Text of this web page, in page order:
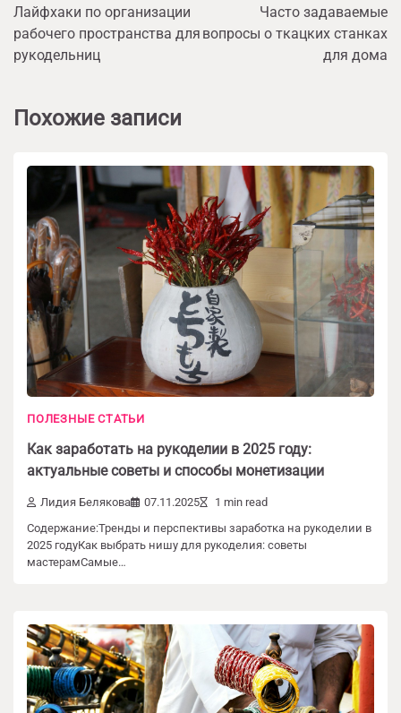
по
записям
Лайфхаки по организации
рабочего пространства для
рукодельниц
Часто задаваемые
вопросы о ткацких станках
для дома
Похожие записи
ПОЛЕЗНЫЕ СТАТЬИ
Как заработать на рукоделии в 2025 году:
актуальные советы и способы монетизации
Лидия Белякова 07.11.2025
1 min read
Содержание:Тренды и перспективы заработка на рукоделии в
2025 годуКак выбрать нишу для рукоделия: советы
мастерамСамые…